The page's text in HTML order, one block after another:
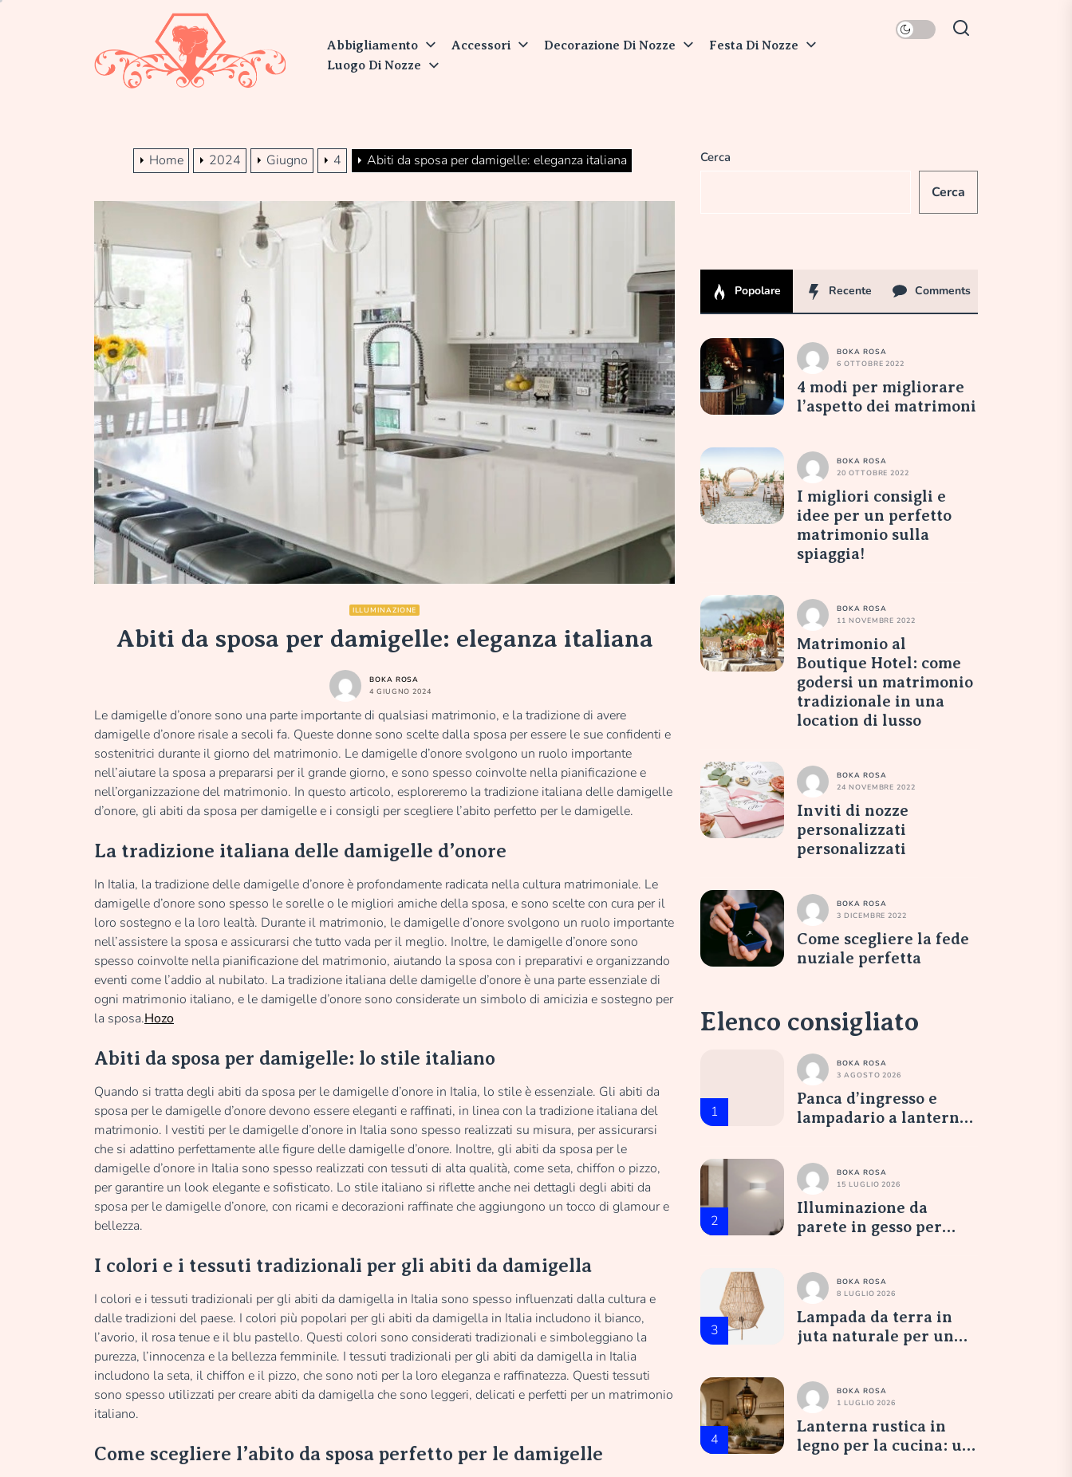
Abbigliamento Accessori Decorazione Di Nozze
Festa Di Nozze
Luogo Di Nozze
Home 2024 Giugno 4 Abiti da sposa per damigelle: eleganza italiana
ILLUMINAZIONE
Abiti da sposa per damigelle: eleganza italiana
BOKA ROSA
4 GIUGNO 2024
Le damigelle d’onore sono una parte importante di qualsiasi matrimonio, e la tradizione di avere
damigelle d’onore risale a secoli fa. Queste donne sono scelte dalla sposa per essere le sue confidenti e
sostenitrici durante il giorno del matrimonio. Le damigelle d’onore svolgono un ruolo importante
nell’aiutare la sposa a prepararsi per il grande giorno, e sono spesso coinvolte nella pianificazione e
nell’organizzazione del matrimonio. In questo articolo, esploreremo la tradizione italiana delle damigelle
d’onore, gli abiti da sposa per damigelle e i consigli per scegliere l’abito perfetto per le damigelle.
La tradizione italiana delle damigelle d’onore
In Italia, la tradizione delle damigelle d’onore è profondamente radicata nella cultura matrimoniale. Le
damigelle d’onore sono spesso le sorelle o le migliori amiche della sposa, e sono scelte con cura per il
loro sostegno e la loro lealtà. Durante il matrimonio, le damigelle d’onore svolgono un ruolo importante
nell’assistere la sposa e assicurarsi che tutto vada per il meglio. Inoltre, le damigelle d’onore sono
spesso coinvolte nella pianificazione del matrimonio, aiutando la sposa con i preparativi e organizzando
eventi come l’addio al nubilato. La tradizione italiana delle damigelle d’onore è una parte essenziale di
ogni matrimonio italiano, e le damigelle d’onore sono considerate un simbolo di amicizia e sostegno per
la sposa.Hozo
Abiti da sposa per damigelle: lo stile italiano
Quando si tratta degli abiti da sposa per le damigelle d’onore in Italia, lo stile è essenziale. Gli abiti da
sposa per le damigelle d’onore devono essere eleganti e raffinati, in linea con la tradizione italiana del
matrimonio. I vestiti per le damigelle d’onore in Italia sono spesso realizzati su misura, per assicurarsi
che si adattino perfettamente alle figure delle damigelle d’onore. Inoltre, gli abiti da sposa per le
damigelle d’onore in Italia sono spesso realizzati con tessuti di alta qualità, come seta, chiffon o pizzo,
per garantire un look elegante e sofisticato. Lo stile italiano si riflette anche nei dettagli degli abiti da
sposa per le damigelle d’onore, con ricami e decorazioni raffinate che aggiungono un tocco di glamour e
bellezza.
I colori e i tessuti tradizionali per gli abiti da damigella
I colori e i tessuti tradizionali per gli abiti da damigella in Italia sono spesso influenzati dalla cultura e
dalle tradizioni del paese. I colori più popolari per gli abiti da damigella in Italia includono il bianco,
l’avorio, il rosa tenue e il blu pastello. Questi colori sono considerati tradizionali e simboleggiano la
purezza, l’innocenza e la bellezza femminile. I tessuti tradizionali per gli abiti da damigella in Italia
includono la seta, il chiffon e il pizzo, che sono noti per la loro eleganza e raffinatezza. Questi tessuti
sono spesso utilizzati per creare abiti da damigella che sono leggeri, delicati e perfetti per un matrimonio
italiano.
Come scegliere l’abito da sposa perfetto per le damigelle
Cerca
Cerca
Popolare Recente Comments
BOKA ROSA
6 OTTOBRE 2022
4 modi per migliorare
l’aspetto dei matrimoni
BOKA ROSA
20 OTTOBRE 2022
I migliori consigli e
idee per un perfetto
matrimonio sulla
spiaggia!
BOKA ROSA
11 NOVEMBRE 2022
Matrimonio al
Boutique Hotel: come
godersi un matrimonio
tradizionale in una
location di lusso
BOKA ROSA
24 NOVEMBRE 2022
Inviti di nozze
personalizzati
personalizzati
BOKA ROSA
3 DICEMBRE 2022
Come scegliere la fede
nuziale perfetta
Elenco consigliato
1
BOKA ROSA
3 AGOSTO 2026
Panca d’ingresso e
lampadario a lanterna
elegante
2
BOKA ROSA
15 LUGLIO 2026
Illuminazione da
parete in gesso per
3
BOKA ROSA
8 LUGLIO 2026
Lampada da terra in
juta naturale per un
4
BOKA ROSA
1 LUGLIO 2026
Lanterna rustica in
legno per la cucina: un